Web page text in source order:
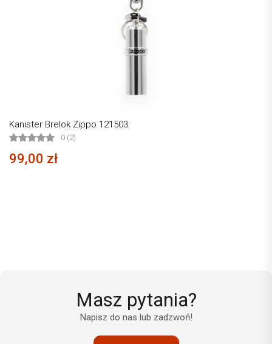
Kanister Brelok Zippo 121503
0 (2)
99,00 zł
Masz pytania?
Napisz do nas lub zadzwoń!